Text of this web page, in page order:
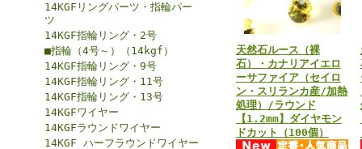
14KGFリングパーツ・指輪パー
ツ
14KGF指輪リング・2号
■指輪（4号～）（14kgf）
14KGF指輪リング・9号
14KGF指輪リング・11号
14KGF指輪リング・13号
14KGFワイヤー
14KGFラウンドワイヤー
14KGF ハーフラウンドワイヤー
天然石ルース（裸
石）・カナリアイエロ
ーサファイア（セイロ
ン・スリランカ産/加熱
処理）/ラウンド
【1.2mm】ダイヤモン
ドカット（100個）